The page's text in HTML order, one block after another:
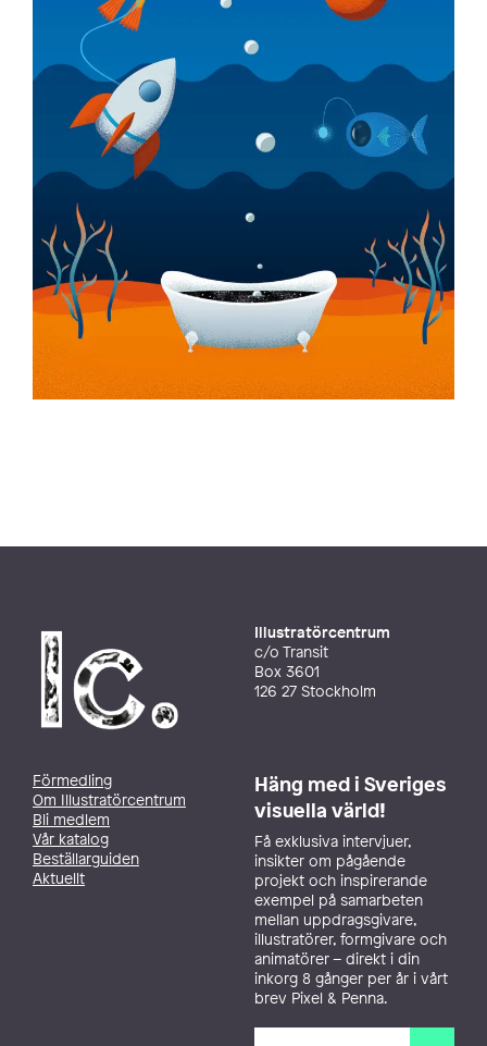
Illustratörcentrum
c/o Transit
Box 3601
126 27 Stockholm
Förmedling
Om Illustratörcentrum
Bli medlem
Vår katalog
Beställarguiden
Aktuellt
Häng med i Sveriges
visuella värld!
Få exklusiva intervjuer,
insikter om pågående
projekt och inspirerande
exempel på samarbeten
mellan uppdragsgivare,
illustratörer, formgivare och
animatörer – direkt i din
inkorg 8 gånger per år i vårt
brev Pixel & Penna.